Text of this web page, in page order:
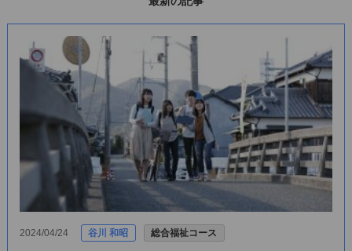
2024/04/24 谷川 和昭 総合福祉コース